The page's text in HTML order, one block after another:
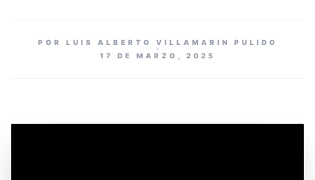
POR LUIS ALBERTO VILLAMARIN PULIDO
17 DE MARZO, 2025